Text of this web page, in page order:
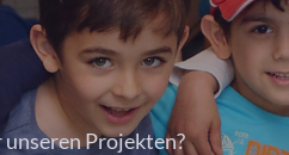
unseren Projekten?